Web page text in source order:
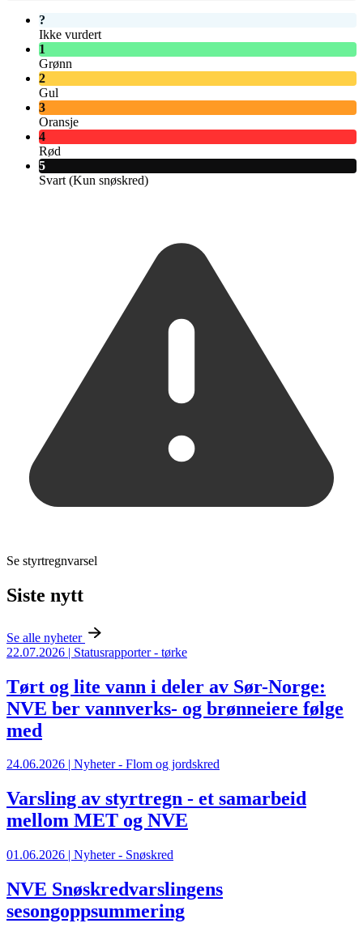
?
Ikke vurdert
1
Grønn
2
Gul
3
Oransje
4
Rød
5
Svart (Kun snøskred)
Se styrtregnvarsel
Siste nytt
Se alle nyheter
22.07.2026 | Statusrapporter - tørke
Tørt og lite vann i deler av Sør-Norge:
NVE ber vannverks- og brønneiere følge
med
24.06.2026 | Nyheter - Flom og jordskred
Varsling av styrtregn - et samarbeid
mellom MET og NVE
01.06.2026 | Nyheter - Snøskred
NVE Snøskredvarslingens
sesongoppsummering